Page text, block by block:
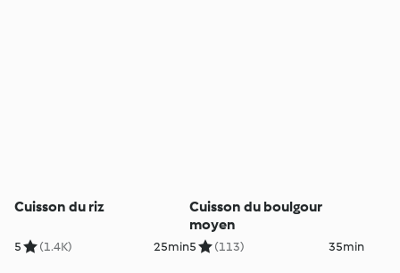
Cuisson du riz
5 (1.4K) 25min
Cuisson du boulgour
moyen
5 (113) 35min